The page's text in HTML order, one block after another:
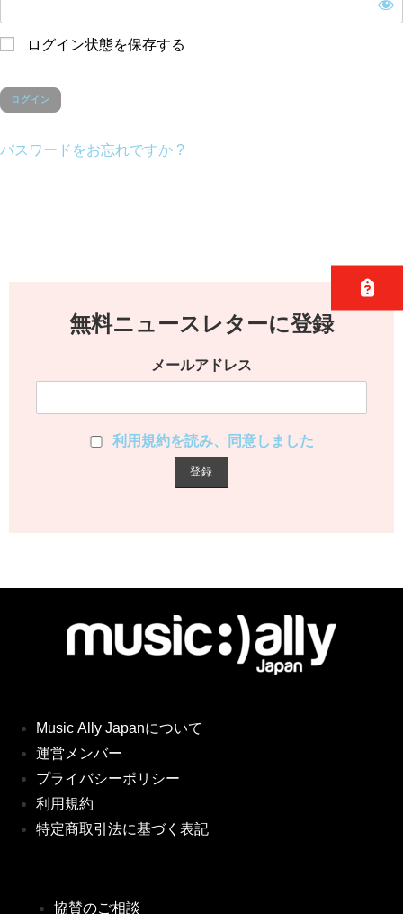
ログイン状態を保存する
パスワードをお忘れですか ?
無料ニュースレターに登録
メールアドレス
利用規約を読み、同意しました
Music Ally Japanについて
運営メンバー
プライバシーポリシー
利用規約
特定商取引法に基づく表記
協賛のご相談